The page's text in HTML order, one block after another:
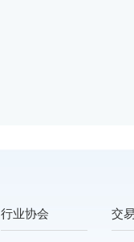
行业协会 交